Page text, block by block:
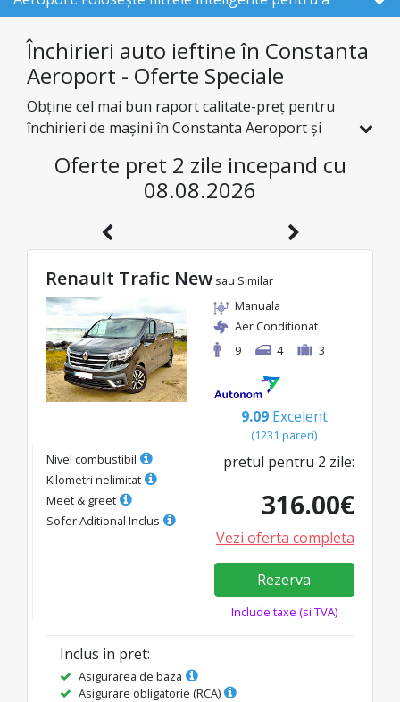
compara 25 vehicule de închiriat , din cele 525
disponibile în România, de la 2 firme locale din
Constanta Aeroport .
Închirieri auto ieftine în Constanta
Aeroport - Oferte Speciale
Obține cel mai bun raport calitate-preț pentru
închirieri de mașini în Constanta Aeroport și
selectat special pentru tine vehicule cu reduceri
reale, ca să te bucuri de o călătorie fără griji și cu
Oferte pret 2 zile incepand cu
08.08.2026
Renault Trafic New sau Similar
Manuala
Aer Conditionat
9
4 3
9.09 Excelent
(1231 pareri)
Nivel combustibil
Kilometri nelimitat
Meet & greet
Sofer Aditional Inclus
pretul pentru 2 zile:
316.00€
Vezi oferta completa
Rezerva
Include taxe (si TVA)
Inclus in pret:
Asigurarea de baza
Asigurare obligatorie (RCA)